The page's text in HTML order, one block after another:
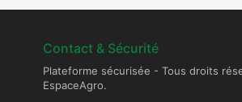
Contact & Sécurité
Plateforme sécurisée - Tous droits
EspaceAgro.